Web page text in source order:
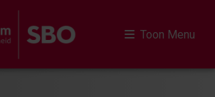
Toon Menu